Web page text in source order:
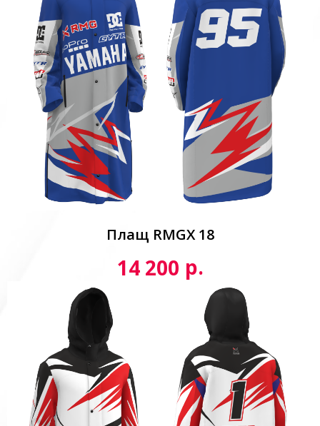
Плащ RMGX 18
14 200 р.